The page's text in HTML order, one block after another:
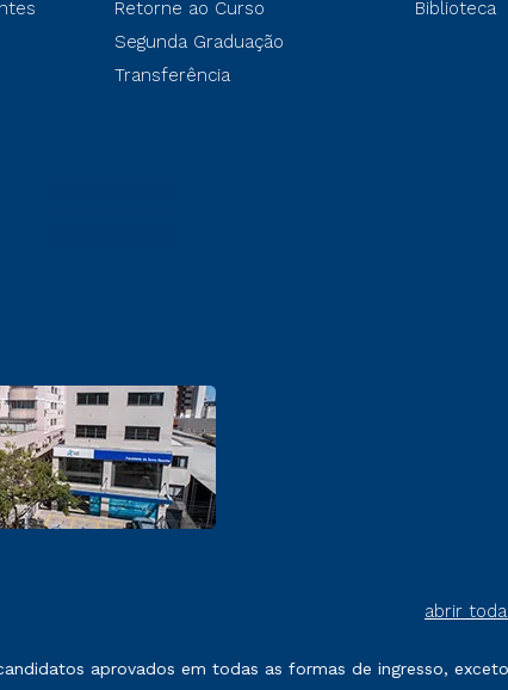
Retorne ao Curso
Segunda Graduação
Transferência
Biblioteca
abrir
de prestação de serviços.
aprovados em todas as formas de ingresso,